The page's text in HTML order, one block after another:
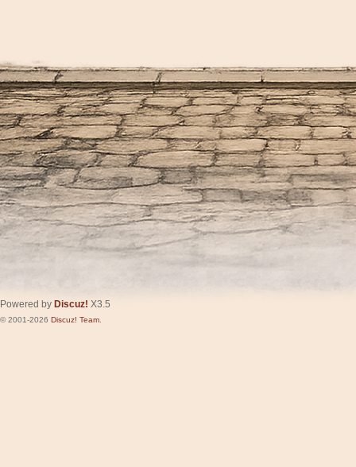
Powered by Discuz! X3.5
© 2001-2026 Discuz! Team